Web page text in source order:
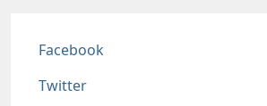
Соц сети
Facebook
Twitter